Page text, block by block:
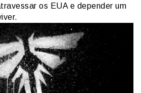
os EUA e depender um